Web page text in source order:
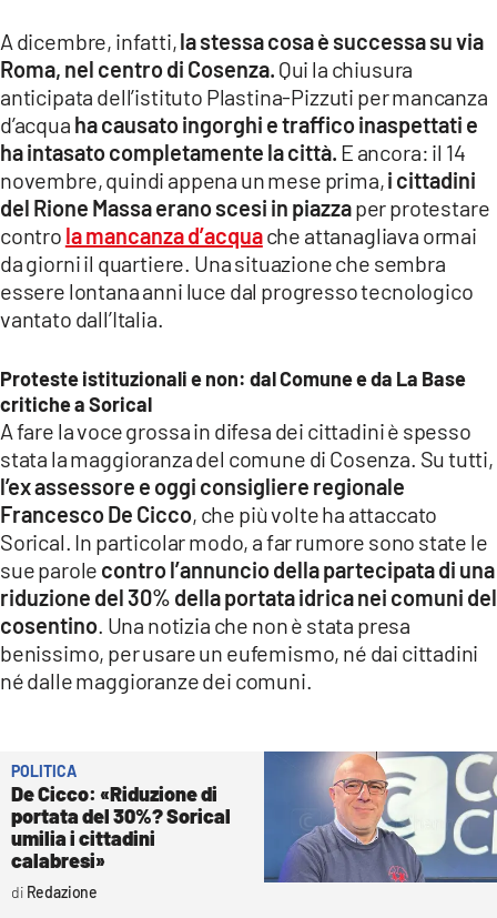
A dicembre, infatti,la stessa cosa è successa su via
Roma, nel centro di Cosenza. Qui la chiusura
anticipata dell’istituto Plastina-Pizzuti per mancanza
d’acqua ha causato ingorghi e traffico inaspettati e
ha intasato completamente la città. E ancora: il 14
novembre, quindi appena un mese prima,i cittadini
del Rione Massa erano scesi in piazzaper protestare
contro la mancanza d’acquache attanagliava ormai
da giorni il quartiere. Una situazione che sembra
essere lontana anni luce dal progresso tecnologico
vantato dall’Italia.
Proteste istituzionali e non: dal Comune e da La Base
critiche a Sorical
A fare la voce grossa in difesa dei cittadini è spesso
stata la maggioranza del comune di Cosenza. Su tutti,
l’ex assessore e oggi consigliere regionale
Francesco De Cicco, che più volte ha attaccato
Sorical. In particolar modo, a far rumore sono state le
sue parole contro l’annuncio della partecipata di una
riduzione del 30% della portata idrica nei comuni del
cosentino . Una notizia che non è stata presa
benissimo, per usare un eufemismo, né dai cittadini
né dalle maggioranze dei comuni.
POLITICA
De Cicco: «Riduzione di
portata del 30%? Sorical
umilia i cittadini
calabresi»
Redazione